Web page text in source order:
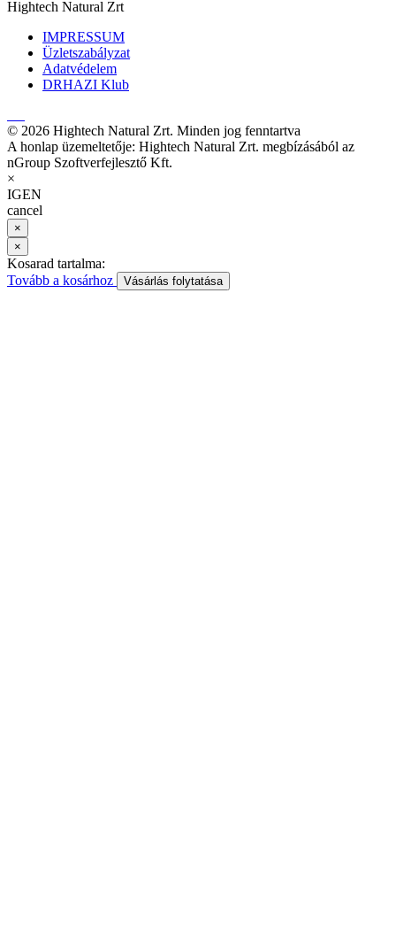
Hightech Natural Zrt
IMPRESSUM
Üzletszabályzat
Adatvédelem
DRHAZI Klub
© 2026 Hightech Natural Zrt. Minden jog fenntartva
A honlap üzemeltetője: Hightech Natural Zrt. megbízásából az
nGroup Szoftverfejlesztő Kft.
×
IGEN
cancel
×
×
Kosarad tartalma:
Tovább a kosárhoz
Vásárlás folytatása